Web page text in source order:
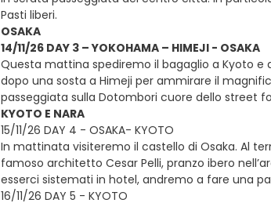
Pasti liberi.
OSAKA
14/11/26 DAY 3 – YOKOHAMA – HIMEJI - OSAKA
Questa mattina spediremo il bagaglio a Kyoto
dopo una sosta a Himeji per ammirare il
passeggiata sulla Dotombori cuore dello street
KYOTO E NARA
15/11/26 DAY 4 - OSAKA- KYOTO
In mattinata visiteremo il castello di Osaka. Al
famoso architetto Cesar Pelli, pranzo ibero
esserci sistemati in hotel, andremo a fare una
16/11/26 DAY 5 - KYOTO